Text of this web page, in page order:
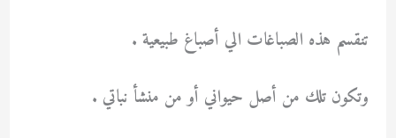
تنقسم هذه الصباغات الي أصباغ طبيعية .
وتكون تلك من أصل حيواني أو من منشأ نباتي .